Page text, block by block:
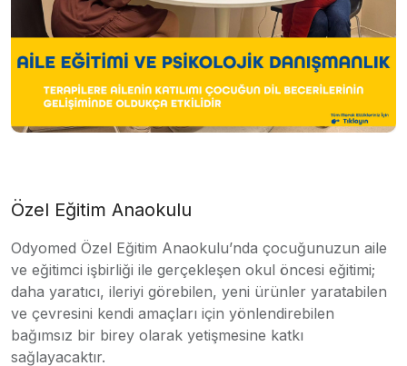
Özel Eğitim Anaokulu
Odyomed Özel Eğitim Anaokulu’nda çocuğunuzun aile
ve eğitimci işbirliği ile gerçekleşen okul öncesi eğitimi;
daha yaratıcı, ileriyi görebilen, yeni ürünler yaratabilen
ve çevresini kendi amaçları için yönlendirebilen
bağımsız bir birey olarak yetişmesine katkı
sağlayacaktır.